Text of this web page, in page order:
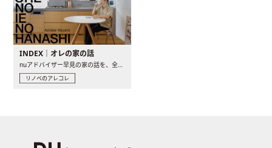
INDEX｜オレの家の話
nuアドバイザー早見の家の話を、全4話でお届け。リノベーションを..
リノベのアレコレ